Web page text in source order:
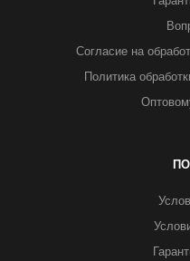
Согласие на
Политика